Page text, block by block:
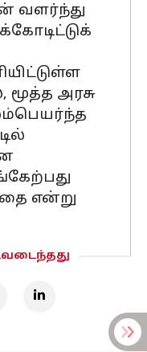
வளர்ந்து
அரசு
என்று